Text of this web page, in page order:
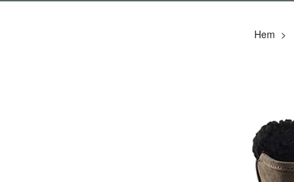
Hem